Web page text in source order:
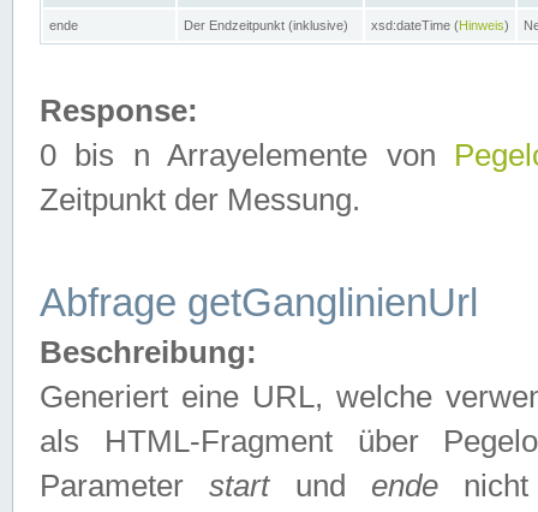
ende Der Endzeitpunkt (inklusive) xsd:dateTime (Hinweis)
Response:
0 bis n Arrayelemente von
Zeitpunkt der Messung.
Abfrage getGanglinienUrl
Beschreibung:
Generiert eine URL, welche
als HTML-Fragment über
Parameterstartund endenicht